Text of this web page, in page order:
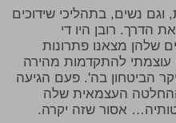
נשים, בתהליכי שידוכים
הדרך. רובן היו די
שלהן מצאנו פתרונות
עוצמתי להתקדמות מהירה
הביטחון בה'. פעם הגיעה
העצמאית שלה
אסור שזה יקרה.